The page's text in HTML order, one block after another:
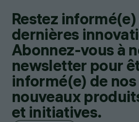
Restez
dernières
Abonnez-vous à
newsletter pour
informé(e) de nos
nouveaux
et initiatives.